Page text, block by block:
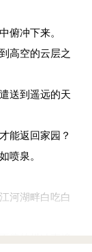
如同刀割一样。
俯冲下来。
高空的云层之
送到遥远的天
能返回家园？
喷泉。
河湖畔白吃白